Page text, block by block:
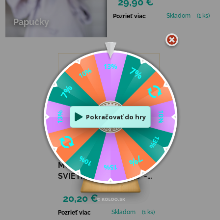
Papučky
Pozrieť viac Skladom (1 ks)
MULTIFUNKČNÉ DETSKÉ
SVIETIDLO KIDYWOLF -
ZELENÉ
20,20 €
Pozrieť viac Skladom (1 ks)